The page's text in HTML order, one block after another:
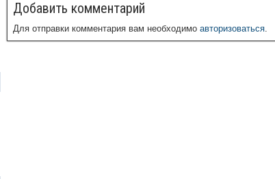
Добавить комментарий
Для отправки комментария вам необходимо авторизоваться.